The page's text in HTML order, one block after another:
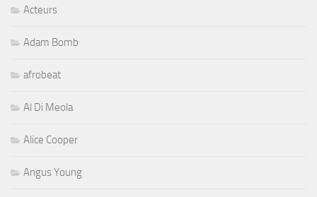
Acteurs
Adam Bomb
afrobeat
Al Di Meola
Alice Cooper
Angus Young